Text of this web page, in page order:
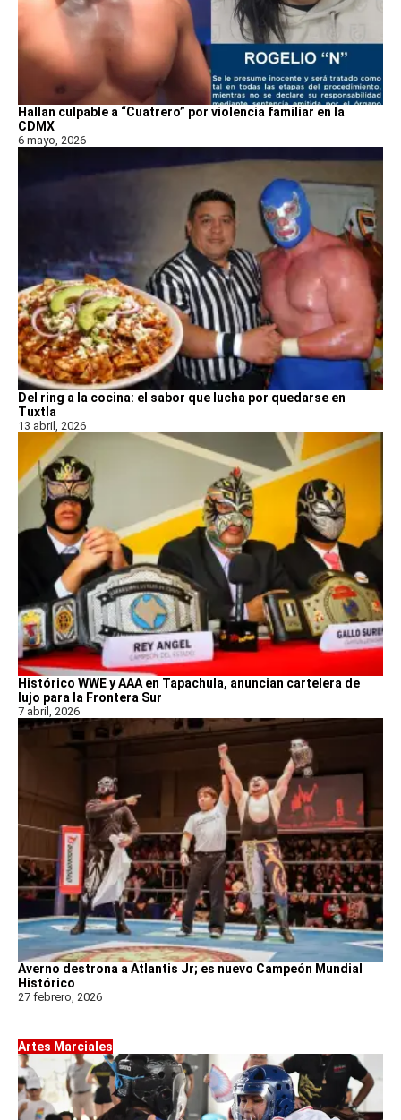
Hallan culpable a “Cuatrero” por violencia familiar en la
CDMX
6 mayo, 2026
Del ring a la cocina: el sabor que lucha por quedarse en
Tuxtla
13 abril, 2026
Histórico WWE y AAA en Tapachula, anuncian cartelera de
lujo para la Frontera Sur
7 abril, 2026
Averno destrona a Atlantis Jr; es nuevo Campeón Mundial
Histórico
27 febrero, 2026
Artes Marciales